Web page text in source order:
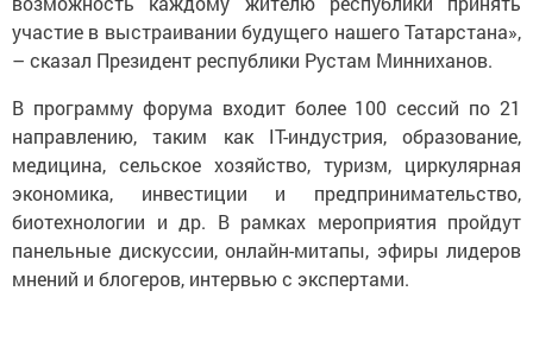
участие в выстраивании будущего нашего Татарстана»,
– сказал Президент республики Рустам Минниханов.
В программу форума входит более 100 сессий по 21
направлению, таким как IT-индустрия, образование,
медицина, сельское хозяйство, туризм, циркулярная
экономика, инвестиции и предпринимательство,
биотехнологии и др. В рамках мероприятия пройдут
панельные дискуссии, онлайн-митапы, эфиры лидеров
мнений и блогеров, интервью с экспертами.